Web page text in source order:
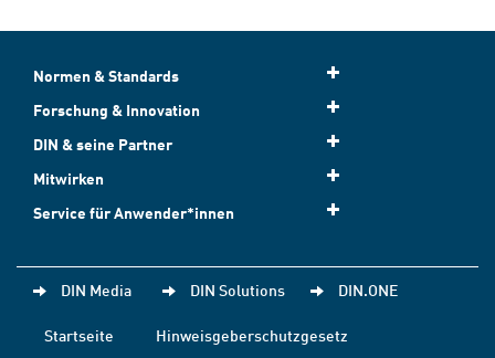
Normen & Standards
Forschung & Innovation
DIN & seine Partner
Mitwirken
Service für Anwender*innen
DIN Media DIN Solutions DIN.ONE
Startseite
Hinweisgeberschutzgesetz